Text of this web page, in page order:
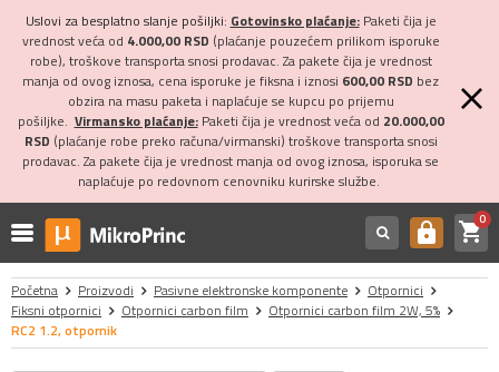
Uslovi za besplatno slanje pošiljki: Gotovinsko plaćanje:Paketi čija je
vrednost veća od 4.000,00 RSD (plaćanje pouzećem prilikom isporuke
robe), troškove transporta snosi prodavac. Za pakete čija je vrednost
manja od ovog iznosa, cena isporuke je fiksna i iznosi 600,00 RSD bez
obzira na masu paketa i naplaćuje se kupcu po prijemu
pošiljke. Virmansko plaćanje:Paketi čija je vrednost veća od 20.000,00
RSD (plaćanje robe preko računa/virmanski) troškove transporta snosi
prodavac. Za pakete čija je vrednost manja od ovog iznosa, isporuka se
naplaćuje po redovnom cenovniku kurirske službe.
https shopping_cart0
Početna Proizvodi Pasivne elektronske komponente
Otpornici
Fiksni otpornici
Otpornici carbon film
Otpornici carbon film 2W, 5%
RC2 1.2, otpornik